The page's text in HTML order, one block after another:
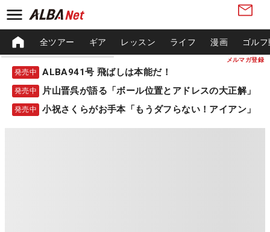
メルマガ登録
全ツアー ギア レッスン ライフ 漫画 ゴル
発売中 ALBA941号 飛ばしは本能だ！
発売中 片山晋呉が語る「ボール位置とアドレスの大正解」
発売中 小祝さくらがお手本「もうダフらない！アイアン」